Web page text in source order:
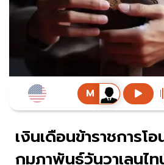
เงินเดือนข้าราชการโ
กุมภาพันธ์วันวาเลนไ